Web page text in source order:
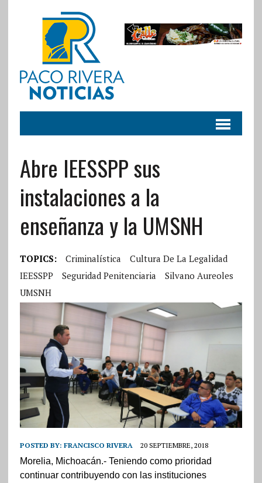
Abre IEESSPP sus
instalaciones a la
enseñanza y la UMSNH
TOPICS: Criminalística
Cultura De La Legalidad
IEESSPP
Seguridad Penitenciaria
Silvano Aureoles
UMSNH
POSTED BY: FRANCISCO RIVERA 20 SEPTIEMBRE, 2018
Morelia, Michoacán.- Teniendo como prioridad
continuar contribuyendo con las instituciones